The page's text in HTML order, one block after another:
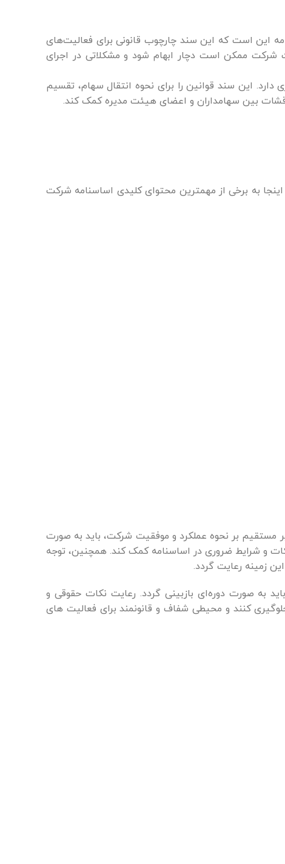
این است که این سند چارچوب قانونی برای فعالیت‌های
ممکن است دچار ابهام شود و مشکلاتی در اجرای
این سند قوانین را برای نحوه انتقال سهام، تقسیم
بین سهامداران و اعضای هیئت مدیره کمک کند.
به برخی از مهمترین محتوای کلیدی اساسنامه شرکت
مستقیم بر نحوه عملکرد و موفقیت شرکت، باید به صورت
و شرایط ضروری در اساسنامه کمک کند. همچنین، توجه
زمینه رعایت گردد.
به صورت دوره‌ای بازبینی گردد. رعایت نکات حقوقی و
کنند و محیطی شفاف و قانونمند برای فعالیت های